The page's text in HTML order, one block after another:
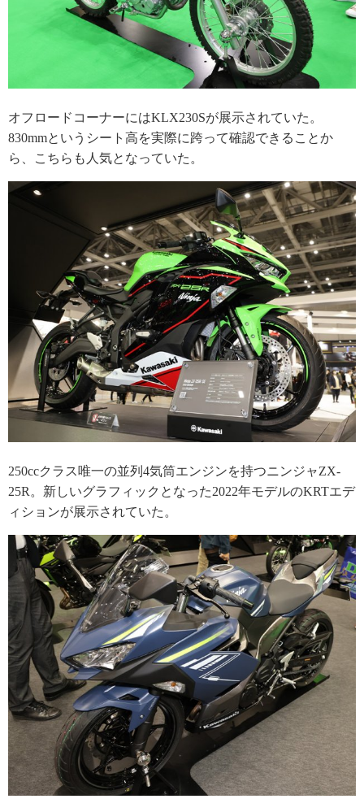
オフロードコーナーにはKLX230Sが展示されていた。
830mmというシート高を実際に跨って確認できることか
ら、こちらも人気となっていた。
250ccクラス唯一の並列4気筒エンジンを持つニンジャZX-
25R。新しいグラフィックとなった2022年モデルのKRTエデ
ィションが展示されていた。